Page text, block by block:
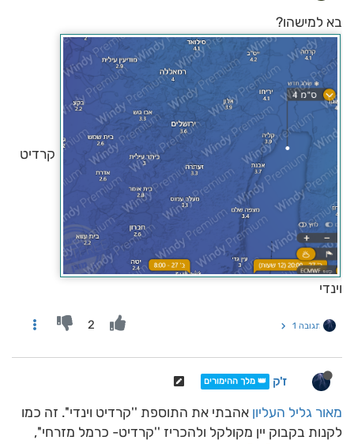
בא למישהו?
קרדיט
וינדי
תגובה 1 2
ז'ק 👑 מלך ההימורים
מאור גליל העליון אהבתי את התוספת ''קרדיט וינדי''. זה כמו
לקנות בקבוק יין מקולקל ולהכריז ''קרדיט- כרמל מזרחי'',